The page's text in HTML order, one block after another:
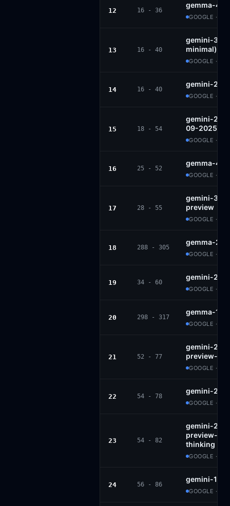
12 16 - 36
gemma-4-
GOOGLE ·
13 16 - 40
gemini-3-
minimal)
GOOGLE ·
14 16 - 40
gemini-
GOOGLE ·
15 18 - 54
gemini-
09-2025
GOOGLE ·
16 25 - 52
gemma-4-
GOOGLE ·
17 28 - 55
gemini-
preview
GOOGLE ·
18 288 - 305
gemma-2-
GOOGLE ·
19 34 - 60
gemini-2.5-
GOOGLE ·
20 298 - 317
gemma-
GOOGLE ·
21 52 - 77
gemini-
preview-
GOOGLE ·
22 54 - 78
gemini-2.0-
GOOGLE ·
23 54 - 82
gemini-
preview-
thinking
GOOGLE ·
24 56 - 86
gemini-1.5-
GOOGLE ·